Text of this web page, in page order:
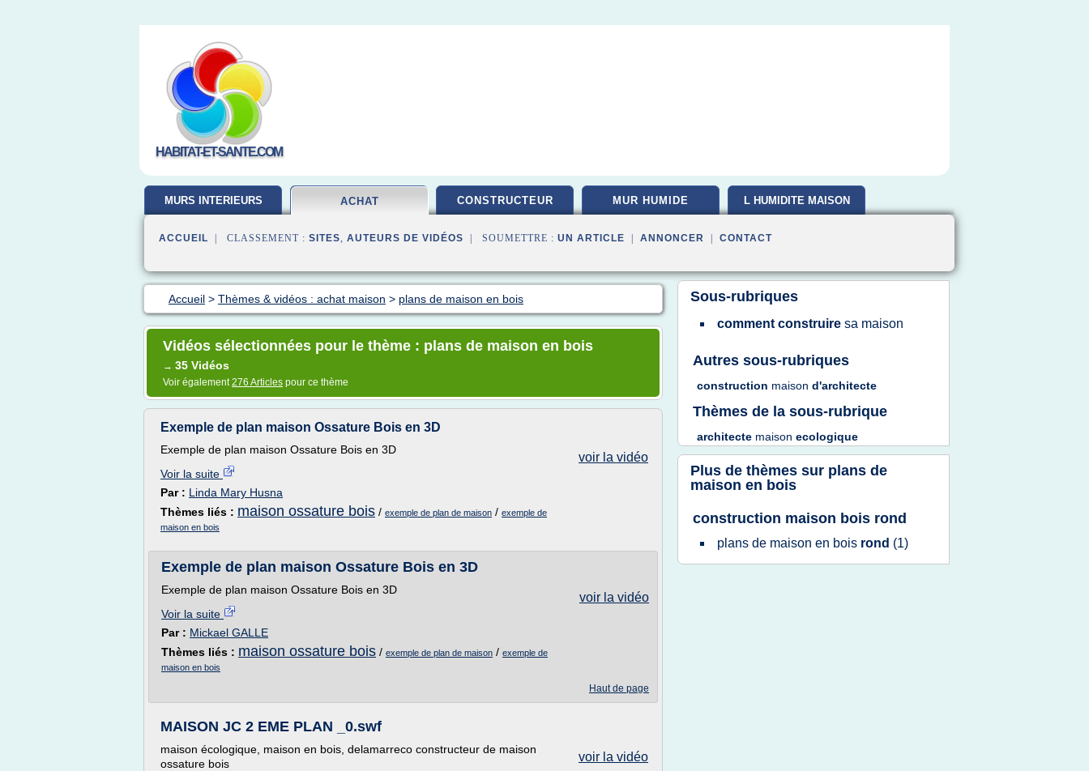
HABITAT-ET-SANTE.COM
MURS INTERIEURS ACHAT CONSTRUCTEUR MUR HUMIDE L HUMIDITE MAISON
ACCUEIL | CLASSEMENT : SITES, AUTEURS DE VIDÉOS | SOUMETTRE : UN ARTICLE ANNONCER CONTACT
Accueil > Thèmes & vidéos : achat maison > plans de maison en bois
Vidéos sélectionnées pour le thème : plans de maison en bois
→ 35 Vidéos
Voir également276 Articles pour ce thème
Exemple de plan maison Ossature Bois en 3D
voir la vidéo
Exemple de plan maison Ossature Bois en 3D
Voir la suite
Par : Linda Mary Husna
Thèmes liés : maison ossature bois / exemple de plan de maison / exemple de
maison en bois
Exemple de plan maison Ossature Bois en 3D
voir la vidéo
Exemple de plan maison Ossature Bois en 3D
Voir la suite
Par : Mickael GALLE
Thèmes liés : maison ossature bois / exemple de plan de maison / exemple de
maison en bois
Haut de page
MAISON JC 2 EME PLAN _0.swf
voir la vidéo
maison écologique, maison en bois, delamarreco constructeur de maison
ossature bois
Sous-rubriques
comment construire sa maison
Autres sous-rubriques
construction maison d'architecte
Thèmes de la sous-rubrique
architecte maison ecologique
Plus de thèmes sur plans de
maison en bois
construction maison bois rond
plans de maison en bois rond (1)